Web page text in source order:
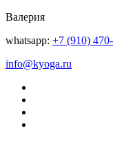
Валерия
whatsapp: +7 (910)
info@kyoga.ru